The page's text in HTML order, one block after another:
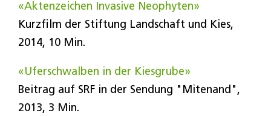
«Aktenzeichen Invasive Neophyten»
Kurzfilm der Stiftung Landschaft und Kies,
2014, 10 Min.
«Uferschwalben in der Kiesgrube»
Beitrag auf SRF in der Sendung "Mitenand",
2013, 3 Min.